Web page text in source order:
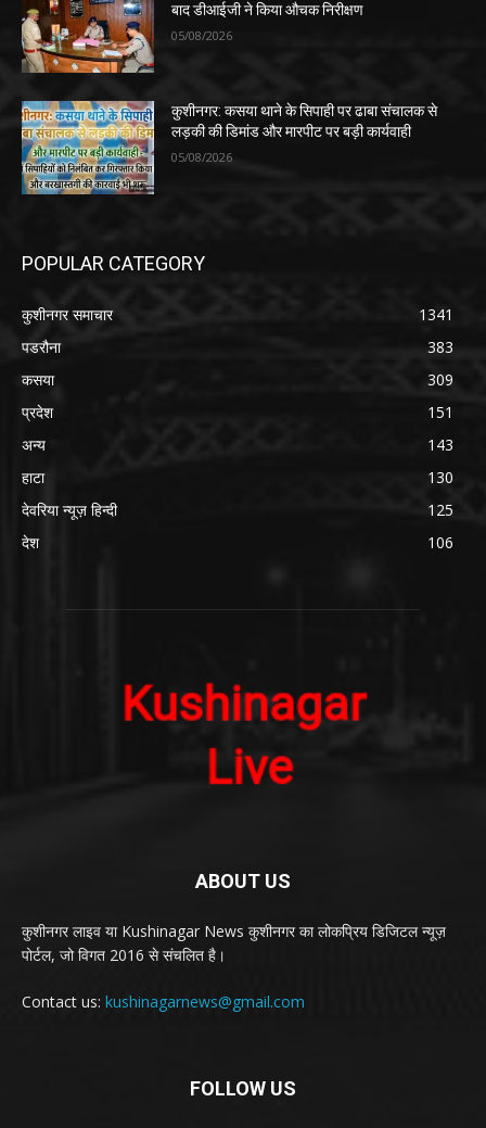
बाद डीआईजी ने किया औचक निरीक्षण
05/08/2026
कुशीनगर: कसया थाने के सिपाही पर ढाबा संचालक से
लड़की की डिमांड और मारपीट पर बड़ी कार्यवाही
05/08/2026
POPULAR CATEGORY
कुशीनगर समाचार
1341
पडरौना
383
कसया
309
प्रदेश
151
अन्य
143
हाटा
130
देवरिया न्यूज़ हिन्दी
125
देश
106
ABOUT US
कुशीनगर लाइव या Kushinagar News कुशीनगर का लोकप्रिय डिजिटल न्यूज़
पोर्टल, जो विगत 2016 से संचलित है।
Contact us: kushinagarnews@gmail.com
FOLLOW US